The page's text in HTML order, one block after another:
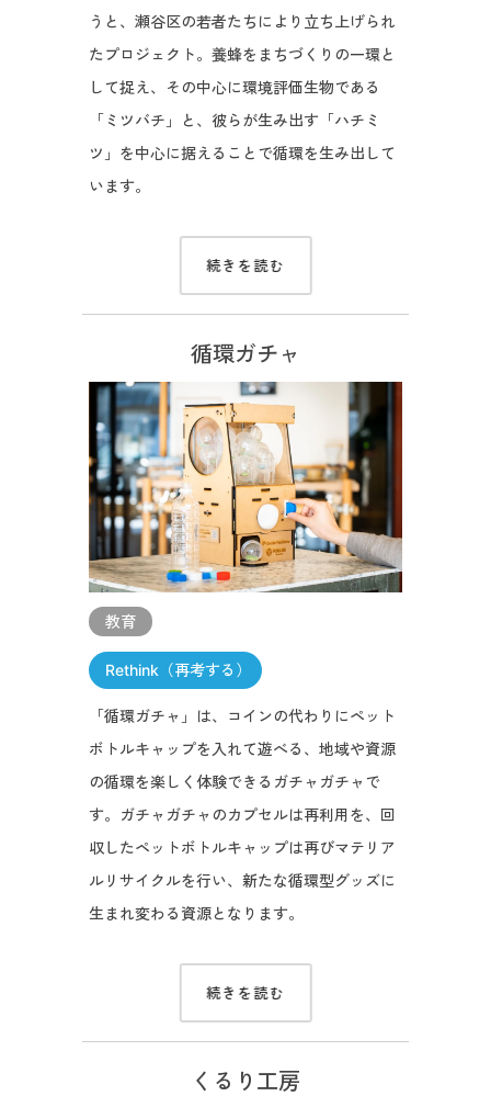
うと、瀬谷区の若者たちにより立ち上げられ
たプロジェクト。養蜂をまちづくりの一環と
して捉え、その中心に環境評価生物である
「ミツバチ」と、彼らが生み出す「ハチミ
ツ」を中心に据えることで循環を生み出して
います。
続きを読む
循環ガチャ
教育
Rethink（再考する）
「循環ガチャ」は、コインの代わりにペット
ボトルキャップを入れて遊べる、地域や資源
の循環を楽しく体験できるガチャガチャで
す。ガチャガチャのカプセルは再利用を、回
収したペットボトルキャップは再びマテリア
ルリサイクルを行い、新たな循環型グッズに
生まれ変わる資源となります。
続きを読む
くるり工房